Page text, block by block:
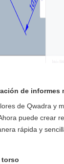
de informes
de Qwadra y
puede crear
rápida y
torso